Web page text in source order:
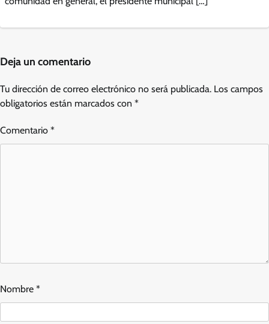
Deja un comentario
Tu dirección de correo electrónico no será publicada. Los campos
obligatorios están marcados con *
Comentario *
Nombre *